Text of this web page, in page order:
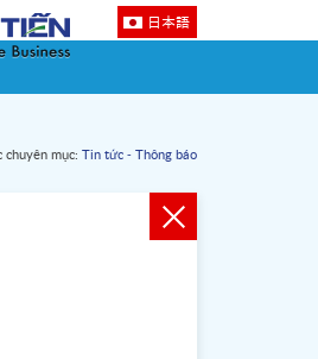
日本語
chuyên mục: Tin tức - Thông báo